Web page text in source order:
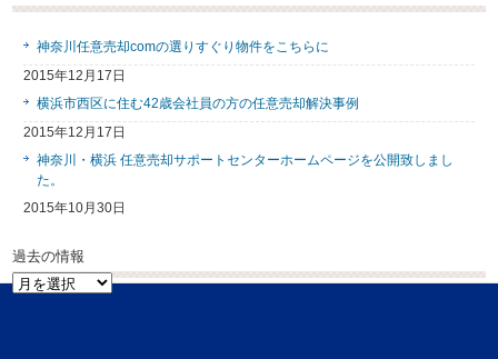
神奈川任意売却comの選りすぐり物件をこちらに
2015年12月17日
横浜市西区に住む42歳会社員の方の任意売却解決事例
2015年12月17日
神奈川・横浜 任意売却サポートセンターホームページを公開致しまし
た。
2015年10月30日
過去の情報
過